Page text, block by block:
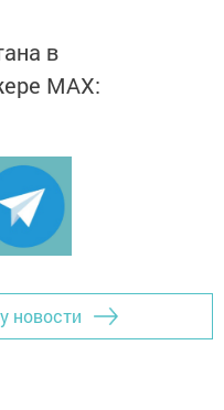
в
MАХ:
новости